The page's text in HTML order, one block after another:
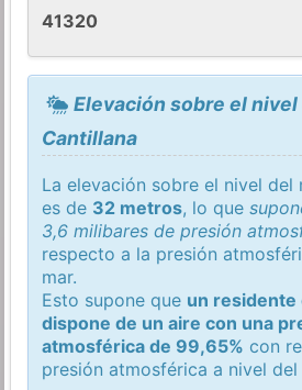
41320
Elevación sobre el nivel
Cantillana
La elevación sobre el nivel del
es de 32 metros, lo que
3,6 milibares de presión
respecto a la presión
mar.
Esto supone que un residente
dispone de un aire con una
atmosférica de 99,65% con
presión atmosférica a nivel